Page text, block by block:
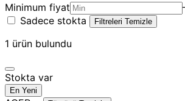
Minimum fiyat
Sadece stokta
Filtreleri Temizle
1 ürün bulundu
Stokta var
En Yeni